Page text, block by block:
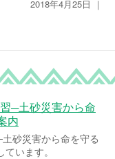
2018年4月25日 ｜
─土砂災害から命
内
砂災害から命を守る
います。